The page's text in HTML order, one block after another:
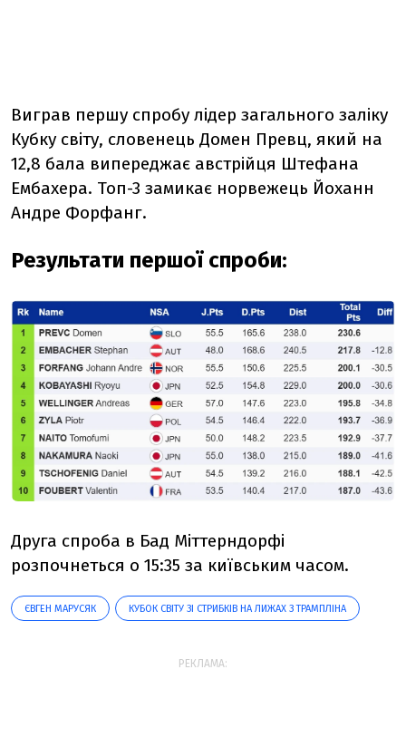
Виграв першу спробу лідер загального заліку
Кубку світу, словенець Домен Превц, який на
12,8 бала випереджає австрійця Штефана
Ембахера. Топ-3 замикає норвежець Йоханн
Андре Форфанг.
Результати першої спроби:
Друга спроба в Бад Міттерндорфі
розпочнеться о 15:35 за київським часом.
ЄВГЕН МАРУСЯК КУБОК СВІТУ ЗІ СТРИБКІВ НА ЛИЖАХ З ТРАМПЛІНА
РЕКЛАМА: